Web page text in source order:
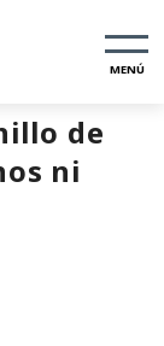
MENÚ
de
ni